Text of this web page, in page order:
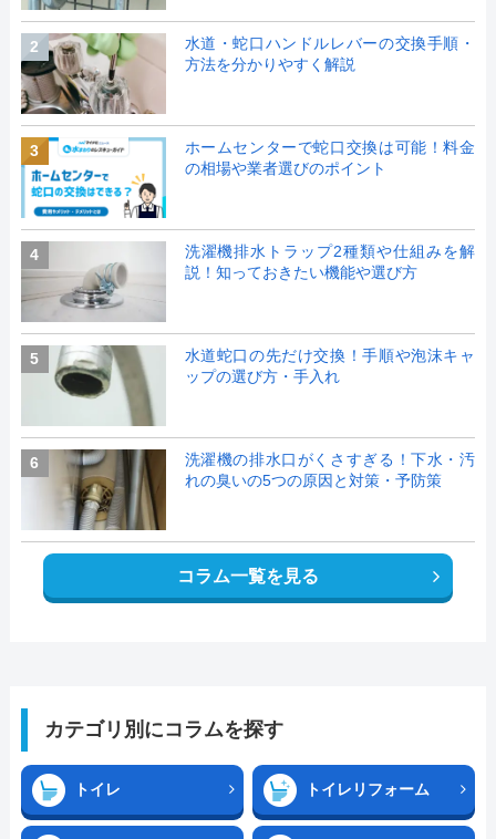
2
水道・蛇口ハンドルレバーの交換手順・
方法を分かりやすく解説
3
ホームセンターで蛇口交換は可能！料金
の相場や業者選びのポイント
4
洗濯機排水トラップ2種類や仕組みを解
説！知っておきたい機能や選び方
5
水道蛇口の先だけ交換！手順や泡沫キャ
ップの選び方・手入れ
6
洗濯機の排水口がくさすぎる！下水・汚
れの臭いの5つの原因と対策・予防策
コラム一覧を見る
カテゴリ別にコラムを探す
トイレ トイレリフォーム